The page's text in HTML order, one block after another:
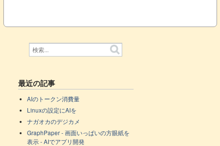
最近の記事
AIのトークン消費量
Linuxの設定にAIを
ナガオカのデジカメ
GraphPaper - 画面いっぱいの方眼紙を
表示 - AIでアプリ開発